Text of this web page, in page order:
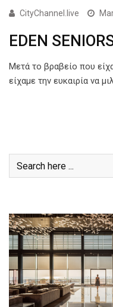
CityChannel.live
EDEN
Μετά το βραβείο που
είχαμε την ευκαιρία να